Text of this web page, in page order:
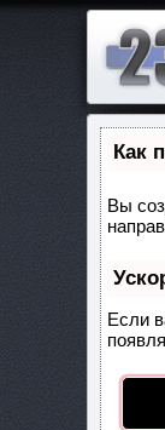
Как
Вы
Если